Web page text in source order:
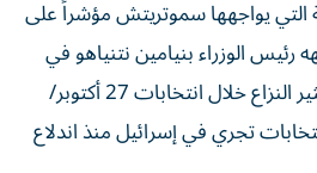
التي يواجهها سموتريتش مؤشراً ⁠على
الوزراء بنيامين نتنياهو في
قيادة حلفائه في ائتلاف كثير النزاع خلال انتخابات 27 أكتوبر/
تجري في إسرائيل منذ اندلاع